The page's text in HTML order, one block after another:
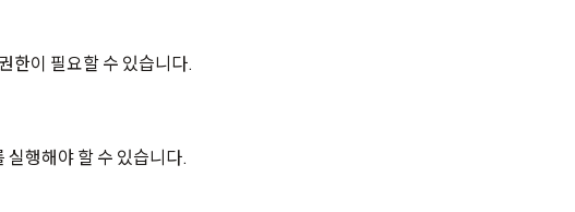
한이 필요할 수 있습니다.
실행해야 할 수 있습니다.